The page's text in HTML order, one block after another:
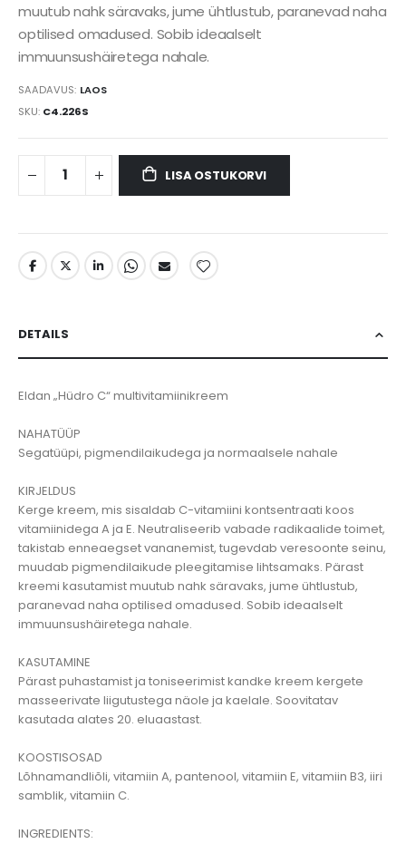
muutub nahk säravaks, jume ühtlustub, paranevad naha
optilised omadused. Sobib ideaalselt
immuunsushäiretega nahale.
SAADAVUS: LAOS
SKU C4.226S
LISA OSTUKORVI
DETAILS
Eldan „Hüdro C“ multivitamiinikreem
NAHATÜÜP
Segatüüpi, pigmendilaikudega ja normaalsele nahale
KIRJELDUS
Kerge kreem, mis sisaldab C-vitamiini kontsentraati koos
vitamiinidega A ja E. Neutraliseerib vabade radikaalide toimet,
takistab enneaegset vananemist, tugevdab veresoonte seinu,
muudab pigmendilaikude pleegitamise lihtsamaks. Pärast
kreemi kasutamist muutub nahk säravaks, jume ühtlustub,
paranevad naha optilised omadused. Sobib ideaalselt
immuunsushäiretega nahale.
KASUTAMINE
Pärast puhastamist ja toniseerimist kandke kreem kergete
masseerivate liigutustega näole ja kaelale. Soovitatav
kasutada alates 20. eluaastast.
KOOSTISOSAD
Lõhnamandliõli, vitamiin A, pantenool, vitamiin E, vitamiin B3, iiri
samblik, vitamiin C.
INGREDIENTS: